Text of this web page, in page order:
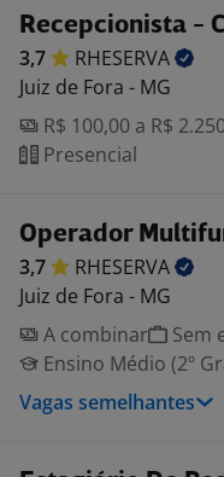
Recepcionista -
3,7
RHESERVA
Juiz de Fora - MG
R$ 100,00 a R$
Presencial
Operador
3,7
RHESERVA
Juiz de Fora - MG
A combinar
Sem
Ensino Médio (2º
Vagas semelhantes